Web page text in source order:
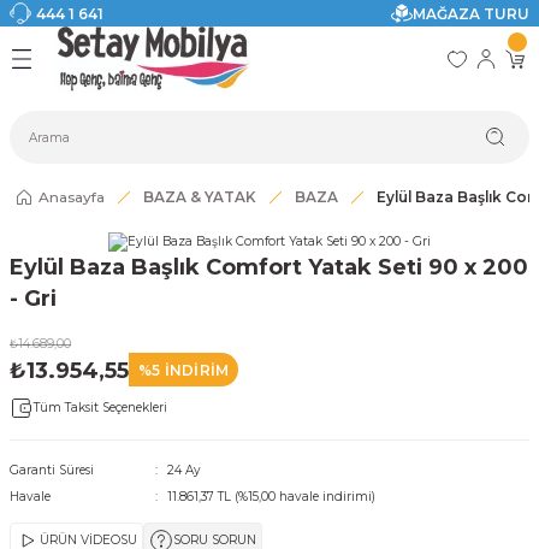
444 1 641
MAĞAZA TURU
Geri Dön
Geri Dön
Geri Dön
Geri Dön
Geri Dön
DOLAP MODELLERİ
Geri Dön
ÜRÜNLER
Anasayfa BAZA & YATAK BAZA Eylül Baza Başlık
Eylül Baza Başlık Comfort Yatak Seti 90 x 200
- Gri
₺14.689,00
₺13.954,55 %5 İNDİRİM
Tüm Taksit Seçenekleri
Garanti Süresi
24 Ay
Havale
11.861,37 TL (%15,00 havale indirimi)
ÜRÜN VİDEOSU SORU SORUN